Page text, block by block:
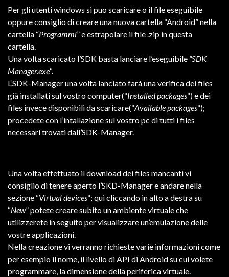
Per gli utenti windows si puo scaricare o il file eseguibile
oppure consiglio di creare una nuova cartella “Android” nella
cartella “Programmi” e estrapolare il file .zip in questa
cartella.
Una volta scaricato l’SDK basta lanciare l’eseguibile “SDK
Manager.exe“.
L’SDK-Manager una volta lanciato farà una verifica dei files
già installati sul vostro computer(“Installed packages“) e dei
files invece disponibili da scaricare(“Available packages“);
procedete con l’intallazione sul vostro pc di tutti i files
necessari trovati dall’SDK-Manager.
Una volta effettuato il download dei files mancanti vi
consiglio di tenere aperto l’SKD-Manager e andare nella
sezione “Virtual devices“; qui cliccando in alto a destra su
“New” potete creare subito un ambiente virtuale che
utilizzerete in seguito per visualizzare un’emulazione delle
vostre applicazioni.
Nella creazione vi verranno richieste varie informazioni come
per esempio il nome, il livello di API di Android su cui volete
programmare, la dimensione della periferica virtuale.